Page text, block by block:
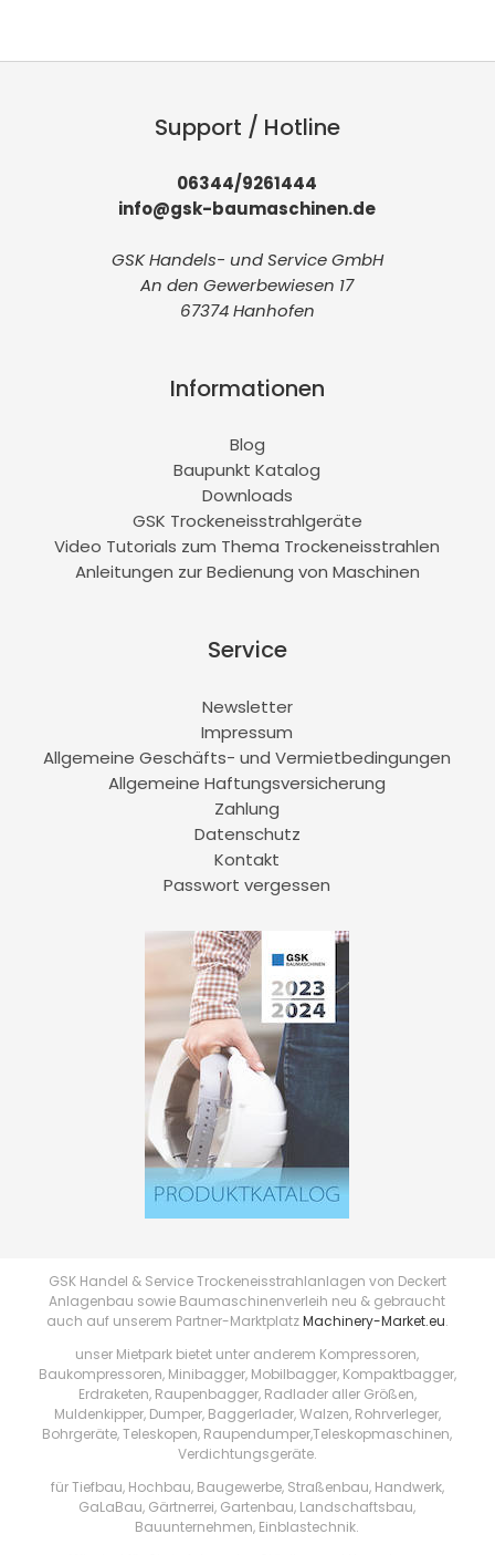
Support / Hotline
06344/9261444
info@gsk-baumaschinen.de
GSK Handels- und Service GmbH
An den Gewerbewiesen 17
67374 Hanhofen
Informationen
Blog
Baupunkt Katalog
Downloads
GSK Trockeneisstrahlgeräte
Video Tutorials zum Thema Trockeneisstrahlen
Anleitungen zur Bedienung von Maschinen
Service
Newsletter
Impressum
Allgemeine Geschäfts- und Vermietbedingungen
Allgemeine Haftungsversicherung
Zahlung
Datenschutz
Kontakt
Passwort vergessen
GSK Handel & Service Trockeneisstrahlanlagen von Deckert
Anlagenbau sowie Baumaschinenverleih neu & gebraucht
auch auf unserem Partner-MarktplatzMachinery-Market.eu.
unser Mietpark bietet unter anderem Kompressoren,
Baukompressoren, Minibagger, Mobilbagger, Kompaktbagger,
Erdraketen, Raupenbagger, Radlader aller Größen,
Muldenkipper, Dumper, Baggerlader, Walzen, Rohrverleger,
Bohrgeräte, Teleskopen, Raupendumper,Teleskopmaschinen,
Verdichtungsgeräte.
für Tiefbau, Hochbau, Baugewerbe, Straßenbau, Handwerk,
GaLaBau, Gärtnerrei, Gartenbau, Landschaftsbau,
Bauunternehmen, Einblastechnik.